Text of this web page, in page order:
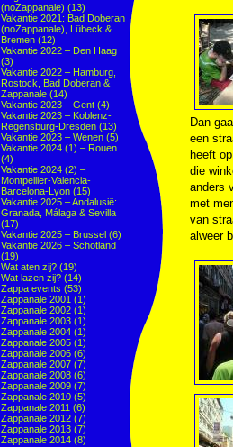
(noZappanale) (13)
Vakantie 2021: Bad Doberan
(noZappanale), Lübeck &
Bremen (12)
Vakantie 2022 – Den Haag
(3)
Vakantie 2022 – Hamburg,
Rostock, Bad Doberan &
Zappanale (14)
Vakantie 2023 – Gent (4)
Vakantie 2023 – Koblenz-
Regensburg-Dresden (13)
Vakantie 2023 – Wenen (5)
Vakantie 2024 (1) – Rouen
(4)
Vakantie 2024 (2) –
Montpellier-Valencia-
Barcelona-Lyon (15)
Vakantie 2025 – Andalusië:
Granada, Málaga & Sevilla
(17)
Vakantie 2025 – Brussel (6)
Vakantie 2026 – Schotland
(19)
Wat aten zij? (19)
Wat lazen zij? (14)
Zappa events (53)
Zappanale 2001 (1)
Zappanale 2002 (1)
Zappanale 2003 (1)
Zappanale 2004 (1)
Zappanale 2005 (1)
Zappanale 2006 (6)
Zappanale 2007 (7)
Zappanale 2008 (6)
Zappanale 2009 (7)
Zappanale 2010 (5)
Zappanale 2011 (6)
Zappanale 2012 (7)
Zappanale 2013 (7)
Zappanale 2014 (8)
Dan
een
heeft
die
anders
met
van
alweer